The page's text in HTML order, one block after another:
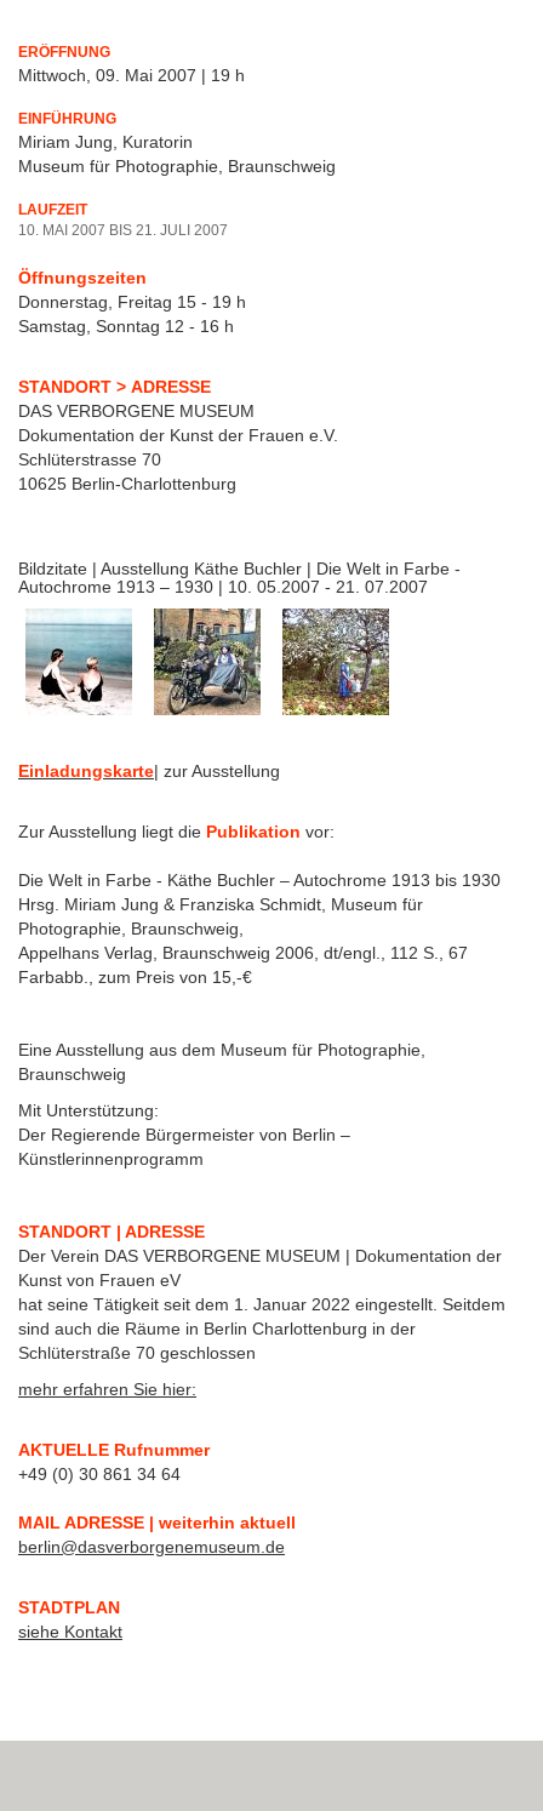
ERÖFFNUNG
Mittwoch, 09. Mai 2007 | 19 h
EINFÜHRUNG
Miriam Jung, Kuratorin
Museum für Photographie, Braunschweig
LAUFZEIT
10. MAI 2007 BIS 21. JULI 2007
Öffnungszeiten
Donnerstag, Freitag 15 - 19 h
Samstag, Sonntag 12 - 16 h
STANDORT > ADRESSE
DAS VERBORGENE MUSEUM
Dokumentation der Kunst der Frauen e.V.
Schlüterstrasse 70
10625 Berlin-Charlottenburg
Bildzitate | Ausstellung Käthe Buchler | Die Welt in Farbe -
Autochrome 1913 – 1930 | 10. 05.2007 - 21. 07.2007
Einladungskarte| zur Ausstellung
Zur Ausstellung liegt die Publikation vor:
Die Welt in Farbe - Käthe Buchler – Autochrome 1913 bis 1930
Hrsg. Miriam Jung & Franziska Schmidt, Museum für
Photographie, Braunschweig,
Appelhans Verlag, Braunschweig 2006, dt/engl., 112 S., 67
Farbabb., zum Preis von 15,-€
Eine Ausstellung aus dem Museum für Photographie,
Braunschweig
Mit Unterstützung:
Der Regierende Bürgermeister von Berlin –
Künstlerinnenprogramm
STANDORT | ADRESSE
Der Verein DAS VERBORGENE MUSEUM | Dokumentation der
Kunst von Frauen eV
hat seine Tätigkeit seit dem 1. Januar 2022 eingestellt. Seitdem
sind auch die Räume in Berlin Charlottenburg in der
Schlüterstraße 70 geschlossen
mehr erfahren Sie hier:
AKTUELLE Rufnummer
+49 (0) 30 861 34 64
MAIL ADRESSE | weiterhin aktuell
berlin@dasverborgenemuseum.de
STADTPLAN
siehe Kontakt